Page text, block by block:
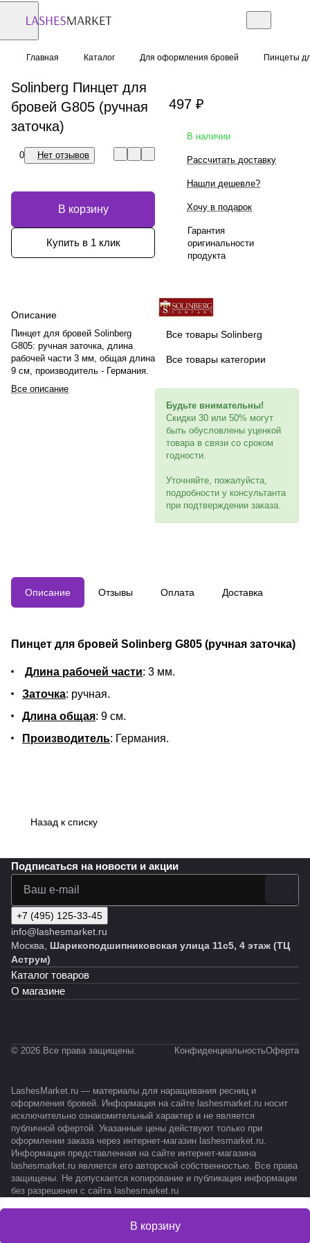
Главная Каталог Для оформления бровей Пинцеты
Solinberg Пинцет для
бровей G805 (ручная
заточка)
0 Нет отзывов
В корзину
Купить в 1 клик
Описание
Пинцет для бровей Solinberg
G805: ручная заточка, длина
рабочей части 3 мм, общая длина
9 см, производитель - Германия.
Все описание
497 ₽
В наличии
Рассчитать доставку
Нашли дешевле?
Хочу в подарок
Гарантия
оригинальности
продукта
Все товары Solinberg
Все товары категории
Будьте внимательны!
Скидки 30 или 50% могут
быть обусловлены уценкой
товара в связи со сроком
годности.
Уточняйте, пожалуйста,
подробности у консультанта
при подтверждении заказа.
Описание Отзывы Оплата Доставка
Пинцет для бровей Solinberg G805 (ручная заточка)
Длина рабочей части: 3 мм.
Заточка: ручная.
Длина общая: 9 см.
Производитель: Германия.
Назад к списку
В корзину
Подписаться на новости и акции
+7 (495) 125-33-45
info@lashesmarket.ru
Москва, Шарикоподшипниковская улица 11с5, 4 этаж (ТЦ
Аструм)
Каталог товаров
О магазине
© 2026 Все права защищены. КонфиденциальностьОферта
LashesMarket.ru — материалы для наращивания ресниц и
оформления бровей. Информация на сайте lashesmarket.ru носит
исключительно ознакомительный характер и не является
публичной офертой. Указанные цены действуют только при
оформлении заказа через интернет-магазин lashesmarket.ru.
Информация представленная на сайте интернет-магазина
lashesmarket.ru является его авторской собственностью. Все права
защищены. Не допускается копирование и публикация информации
без разрешения с сайта lashesmarket.ru